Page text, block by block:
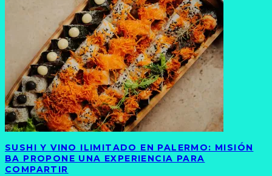
SUSHI Y VINO ILIMITADO EN PALERMO: MISIÓN
BA PROPONE UNA EXPERIENCIA PARA
COMPARTIR